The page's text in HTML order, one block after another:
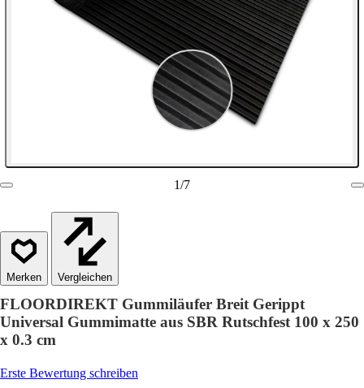
1/7
Vergleichen
FLOORDIREKT Gummiläufer Breit Gerippt
Universal Gummimatte aus SBR Rutschfest 100 x 250
x 0.3 cm
Erste Bewertung schreiben